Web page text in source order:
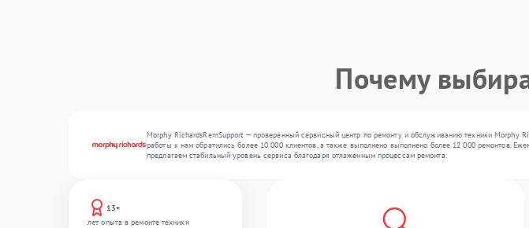
Почему
Morphy RichardsRemSupport — проверенный сервисный центр по ремонту и обслуживанию техники Morphy
работы к нам обратились более 10 000 клиентов, а также выполнено выполнено более 12 000 ремонтов.
предлагаем стабильный уровень сервиса благодаря отлаженным процессам ремонта.
13+
лет опыта в ремонте техники